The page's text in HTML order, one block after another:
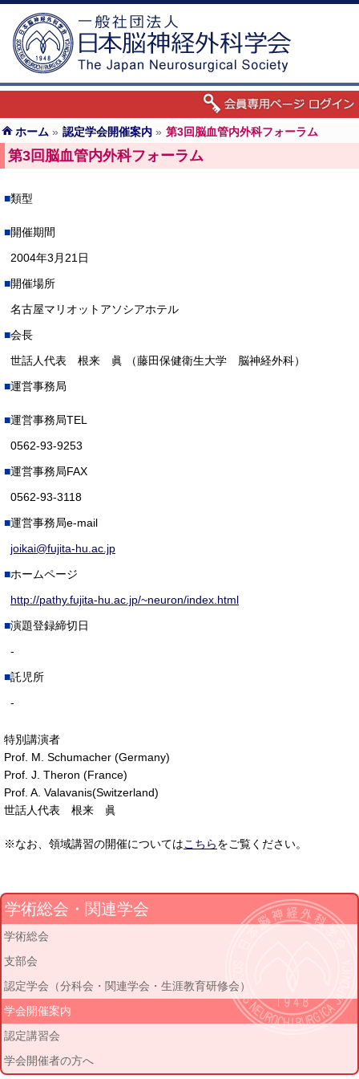
ホーム » 認定学会開催案内 » 第3回脳血管内外科フォーラム
第3回脳血管内外科フォーラム
類型
開催期間
2004年3月21日
開催場所
名古屋マリオットアソシアホテル
会長
世話人代表 根来 眞 （藤田保健衛生大学 脳神経外科）
運営事務局
運営事務局TEL
0562-93-9253
運営事務局FAX
0562-93-3118
運営事務局e-mail
joikai@fujita-hu.ac.jp
ホームページ
http://pathy.fujita-hu.ac.jp/~neuron/index.html
演題登録締切日
-
託児所
-
特別講演者
Prof. M. Schumacher (Germany)
Prof. J. Theron (France)
Prof. A. Valavanis(Switzerland)
世話人代表 根来 眞
※なお、領域講習の開催についてはこちらをご覧ください。
学術総会・関連学会
学術総会
支部会
認定学会（分科会・関連学会・生涯教育研修会）
学会開催案内
認定講習会
学会開催者の方へ